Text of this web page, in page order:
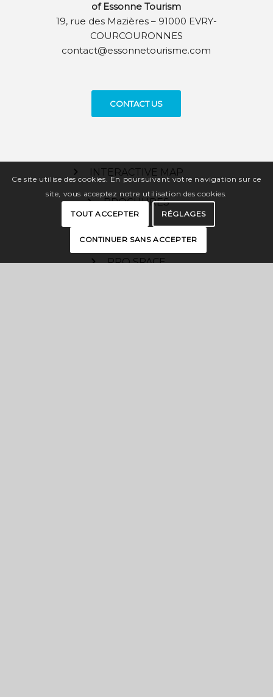
of Essonne Tourism
19, rue des Mazières – 91000 EVRY-
COURCOURONNES
contact@essonnetourisme.com
CONTACT US
INTERACTIVE MAP
BROCHURES
PRO SPACE
Ce site utilise des cookies. En poursuivant votre navigation sur ce
site, vous acceptez notre utilisation des cookies.
TOUT ACCEPTER RÉGLAGES
CONTINUER SANS ACCEPTER